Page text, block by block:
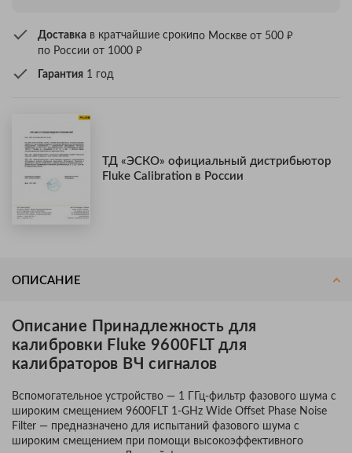
Доставка в кратчайшие срокипо Москве от 500 ₽
по России от 1000 ₽
Гарантия 1 год
ТД «ЭСКО» официальный дистрибьютор
Fluke Calibration в России
ОПИСАНИЕ
Описание Принадлежность для
калибровки Fluke 9600FLT для
калибраторов ВЧ сигналов
Вспомогательное устройство — 1 ГГц-фильтр фазового шума с
широким смещением 9600FLT 1-GHz Wide Offset Phase Noise
Filter — предназначено для испытаний фазового шума с
широким смещением при помощи высокоэффективного